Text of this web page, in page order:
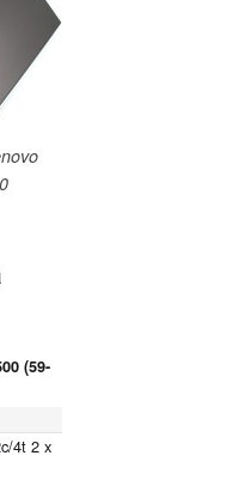
(59-
4t 2 x